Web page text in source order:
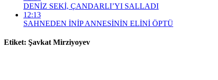
DENİZ SEKİ, ÇANDARLI’YI SALLADI
12:13
SAHNEDEN İNİP ANNESİNİN ELİNİ ÖPTÜ
Etiket: Şavkat Mirziyoyev